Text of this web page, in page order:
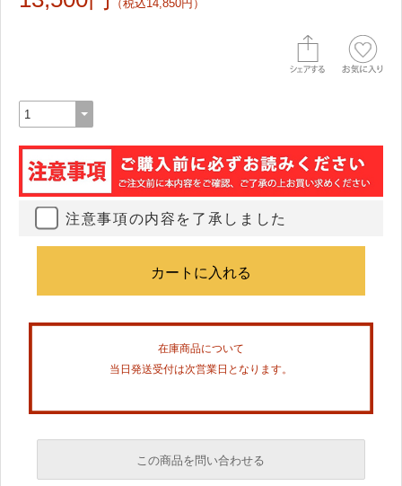
（税込14,850円）
注意事項の内容を了承しました
在庫商品について
当日発送受付は次営業日となります。
この商品を問い合わせる